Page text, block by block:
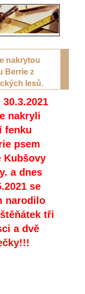
nakrytou
Berrie z
lesů.
30.3.2021
nakryli
fenku
psem
Kubšovy
a dnes
se
narodilo
tři
a dvě